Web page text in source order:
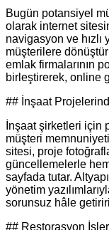
Bugün potansiyel
olarak internet
navigasyon ve hızlı
müşterilere
emlak firmalarının
birleştirerek, online
## İnşaat
İnşaat şirketleri için
müşteri
sitesi, proje
güncellemelerle
sayfada tutar.
yönetim
sorunsuz hâle
## Restorasyon